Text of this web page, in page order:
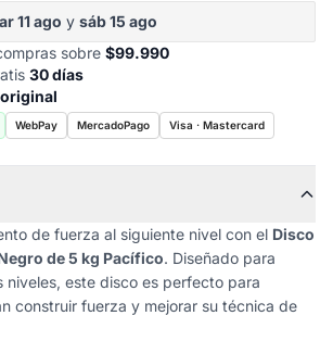
11 ago y sáb 15 ago
sobre $99.990
30 días
WebPay MercadoPago Visa · Mastercard
de fuerza al siguiente nivel con el Disco
de 5 kg Pacífico. Diseñado para
niveles, este disco es perfecto para
construir fuerza y mejorar su técnica de